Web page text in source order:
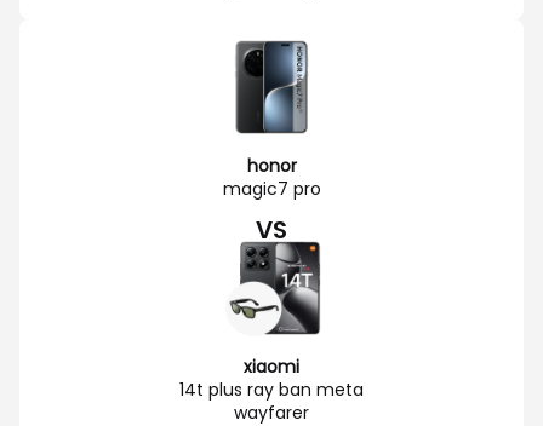
honor
magic7 pro
VS
xiaomi
14t plus ray ban meta
wayfarer